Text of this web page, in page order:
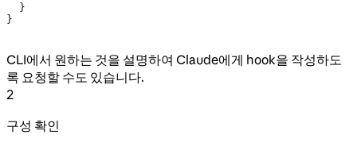
  }
}
CLI에서 원하는 것을 설명하여 Claude에게 hook을 작성하도
록 요청할 수도 있습니다.
2
구성 확인